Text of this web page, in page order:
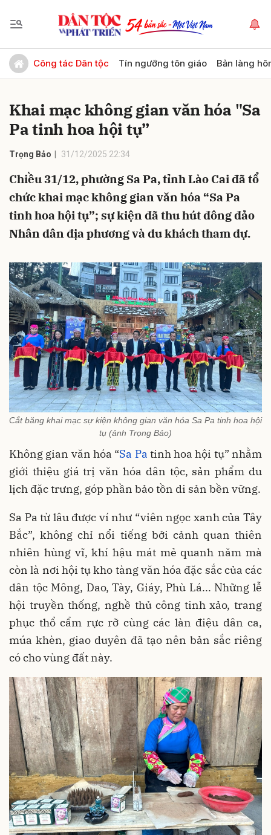
Công tác Dân tộc Tín ngưỡng tôn giáo Bản làng
Khai mạc không gian văn hóa "Sa
Pa tinh hoa hội tụ”
Trọng Bảo 31/12/2025 22:34
Chiều 31/12, phường Sa Pa, tỉnh Lào Cai đã tổ
chức khai mạc không gian văn hóa “Sa Pa
tinh hoa hội tụ”; sự kiện đã thu hút đông đảo
Nhân dân địa phương và du khách tham dự.
Cắt băng khai mạc sự kiện không gian văn hóa Sa Pa tinh hoa hội
tụ (ảnh Trọng Bảo)
Không gian văn hóa “Sa Pa tinh hoa hội tụ” nhằm
giới thiệu giá trị văn hóa dân tộc, sản phẩm du
lịch đặc trưng, góp phần bảo tồn di sản bền vững.
Sa Pa từ lâu được ví như “viên ngọc xanh của Tây
Bắc”, không chỉ nổi tiếng bởi cảnh quan thiên
nhiên hùng vĩ, khí hậu mát mẻ quanh năm mà
còn là nơi hội tụ kho tàng văn hóa đặc sắc của các
dân tộc Mông, Dao, Tày, Giáy, Phù Lá... Những lễ
hội truyền thống, nghề thủ công tinh xảo, trang
phục thổ cẩm rực rỡ cùng các làn điệu dân ca,
múa khèn, giao duyên đã tạo nên bản sắc riêng
có cho vùng đất này.
Gửi bình luận
Hủy Gửi